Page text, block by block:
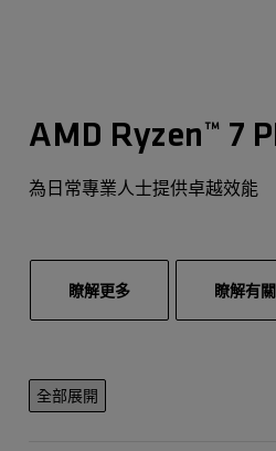
AMD Ryzen™ 7
為日常專業人士提供卓越效能
瞭解更多 瞭解有
全部展開